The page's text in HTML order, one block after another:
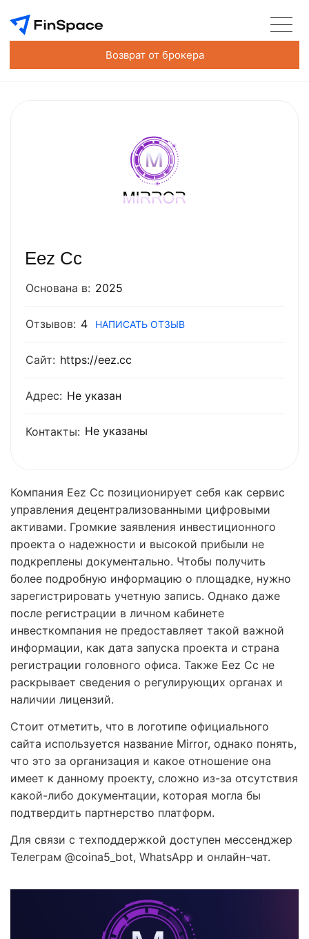
Возврат от брокера
Eez Cc
Основана в: 2025
Отзывов: 4 НАПИСАТЬ ОТЗЫВ
Сайт: https://eez.cc
Адрес: Не указан
Контакты: Не указаны
Компания Eez Cc позиционирует себя как сервис
управления децентрализованными цифровыми
активами. Громкие заявления инвестиционного
проекта о надежности и высокой прибыли не
подкреплены документально. Чтобы получить
более подробную информацию о площадке, нужно
зарегистрировать учетную запись. Однако даже
после регистрации в личном кабинете
инвесткомпания не предоставляет такой важной
информации, как дата запуска проекта и страна
регистрации головного офиса. Также Eez Cc не
раскрывает сведения о регулирующих органах и
наличии лицензий.
Стоит отметить, что в логотипе официального
сайта используется название Mirror, однако понять,
что это за организация и какое отношение она
имеет к данному проекту, сложно из-за отсутствия
какой-либо документации, которая могла бы
подтвердить партнерство платформ.
Для связи с техподдержкой доступен мессенджер
Телеграм @coina5_bot, WhatsApp и онлайн-чат.